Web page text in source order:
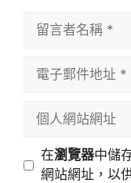
址
站
在瀏覽器中儲
網站網址，以